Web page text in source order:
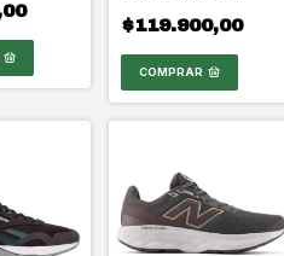
$119.900,00
COMPRAR